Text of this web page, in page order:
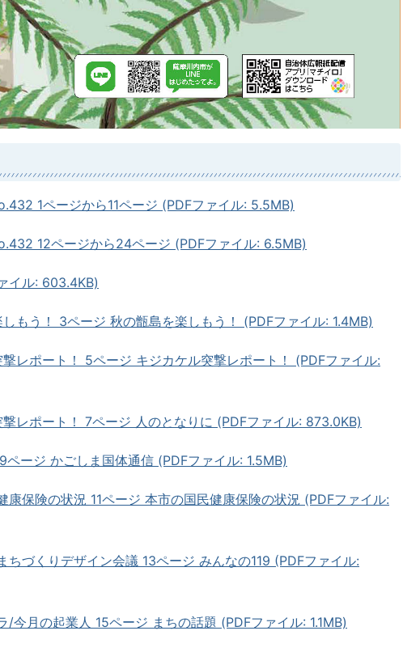
1ページから11ページ (PDFファイル: 5.5MB)
12ページから24ページ (PDFファイル: 6.5MB)
イル: 603.4KB)
もう！ 3ページ 秋の甑島を楽しもう！ (PDFファイル: 1.4MB)
レポート！ 5ページ キジカケル突撃レポート！ (PDFファイル:
レポート！ 7ページ 人のとなりに (PDFファイル: 873.0KB)
ージ かごしま国体通信 (PDFファイル: 1.5MB)
康保険の状況 11ページ 本市の国民健康保険の状況 (PDFファイル:
ちづくりデザイン会議 13ページ みんなの119 (PDFファイル:
/今月の起業人 15ページ まちの話題 (PDFファイル: 1.1MB)